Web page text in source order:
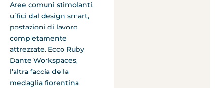
Aree comuni stimolanti,
uffici dal design smart,
postazioni di lavoro
completamente
attrezzate. Ecco Ruby
Dante Workspaces,
l’altra faccia della
medaglia fiorentina